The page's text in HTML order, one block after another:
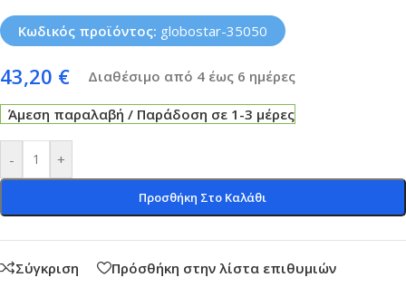
Κωδικός προϊόντος: globostar-35050
43,20 € Διαθέσιμο από 4 έως 6 ημέρες
Άμεση παραλαβή / Παράδοση σε 1-3 μέρες
- +
Προσθήκη Στο Καλάθι
Σύγκριση Πρόσθήκη στην λίστα επιθυμιών